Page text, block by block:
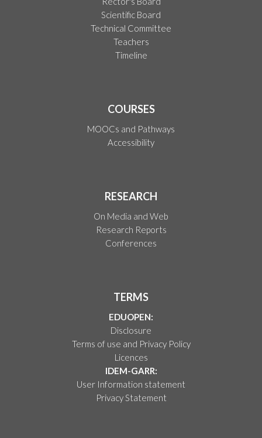
Scientific Board
Technical Committee
Teachers
Timeline
COURSES
MOOCs and Pathways
Accessibility
RESEARCH
On Media and Web
Research Reports
Conferences
TERMS
EDUOPEN:
Disclosure
Terms of use and Privacy Policy
Licences
IDEM-GARR:
User Information statement
Privacy Statement